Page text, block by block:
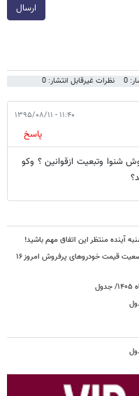
ارسال
0 نظرات غیرقابل انتشار: 0
۱۱:۴۰ - ۱۳۹۵/۰۸/۱۱
پاسخ
شنوا وتبعیت ازقوانین ؟ وکو
آینده منتظر این اتفاق مهم باشید!
قیمت ارزان‌ترین خودرو بازار مشخص شد/ آخرین وضعیت قیمت خودروهای پرفروش امروز ۱۶